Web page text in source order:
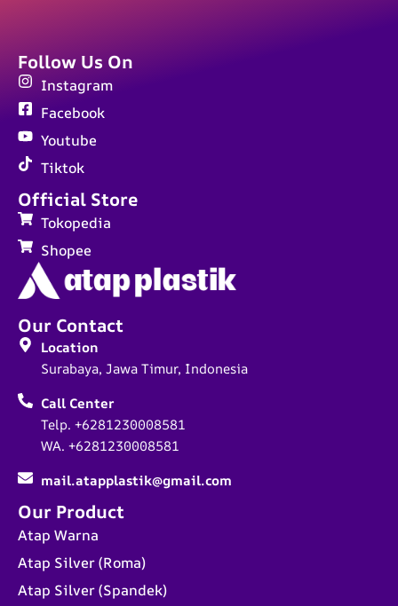
Our Product
Atap Warna
Atap Silver (Roma)
Atap Silver (Spandek)
Our Contact
Location
Surabaya, Jawa Timur, Indonesia
Call Center
Telp. +6281230008581
WA. +6281230008581
mail.atapplastik@gmail.com
Official Store
Tokopedia
Shopee
Follow Us On
Instagram
Facebook
Youtube
Tiktok